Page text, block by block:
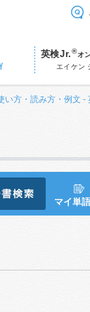
英検Jr.®オ
エイケン
い方・読み方・例文 -
マイ単